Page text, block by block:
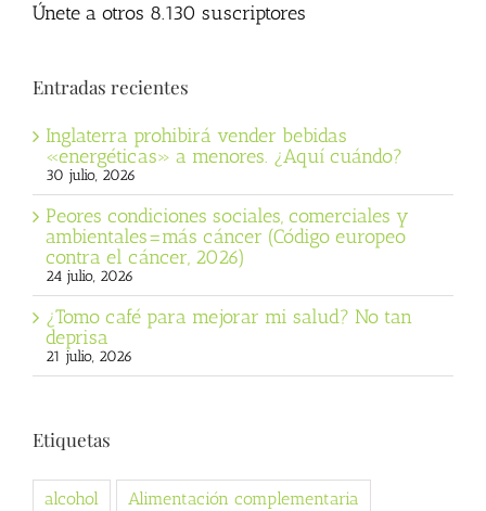
Únete a otros 8.130 suscriptores
Entradas recientes
Inglaterra prohibirá vender bebidas
«energéticas» a menores. ¿Aquí cuándo?
30 julio, 2026
Peores condiciones sociales, comerciales y
ambientales=más cáncer (Código europeo
contra el cáncer, 2026)
24 julio, 2026
¿Tomo café para mejorar mi salud? No tan
deprisa
21 julio, 2026
Etiquetas
alcohol Alimentación complementaria